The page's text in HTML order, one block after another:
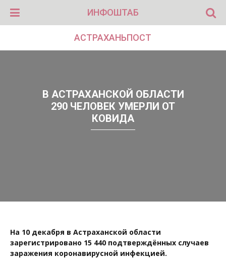
ИНФОШТАБ
АСТРАХАНЬПОСТ
В АСТРАХАНСКОЙ ОБЛАСТИ
290 ЧЕЛОВЕК УМЕРЛИ ОТ
КОВИДА
На 10 декабря в Астраханской области
зарегистрировано 15 440 подтверждённых случаев
заражения коронавирусной инфекцией.